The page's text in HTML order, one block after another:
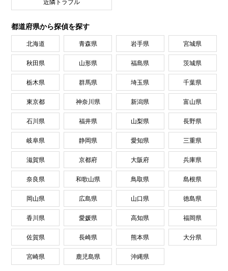
近隣トラブル
都道府県から探偵を探す
北海道 青森県 岩手県 宮城県
秋田県 山形県 福島県 茨城県
栃木県 群馬県 埼玉県 千葉県
東京都 神奈川県 新潟県 富山県
石川県 福井県 山梨県 長野県
岐阜県 静岡県 愛知県 三重県
滋賀県 京都府 大阪府 兵庫県
奈良県 和歌山県 鳥取県 島根県
岡山県 広島県 山口県 徳島県
香川県 愛媛県 高知県 福岡県
佐賀県 長崎県 熊本県 大分県
宮崎県 鹿児島県 沖縄県